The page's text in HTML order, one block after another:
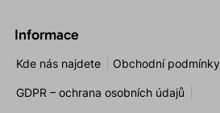
Informace
Kde nás najdete Obchodní podmínky
GDPR – ochrana osobních údajů